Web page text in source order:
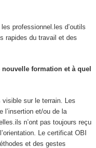
professionnel.les d’outils
rapides du travail et des
formation et à quel
visible sur le terrain. Les
l’insertion et/ou de la
n’ont pas toujours reçu
Le certificat OBI
et des gestes